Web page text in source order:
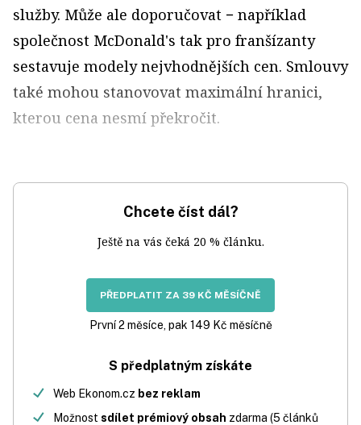
služby. Může ale doporučovat − například
společnost McDonald's tak pro franšízanty
sestavuje modely nejvhodnějších cen. Smlouvy
také mohou stanovovat maximální hranici,
kterou cena nesmí překročit.
Chcete číst dál?
Ještě na vás čeká 20 % článku.
PŘEDPLATIT ZA 39 KČ MĚSÍČNĚ
První 2 měsíce, pak 149 Kč měsíčně
S předplatným získáte
Web Ekonom.cz bez reklam
Možnost sdílet prémiový obsah zdarma (5 článků